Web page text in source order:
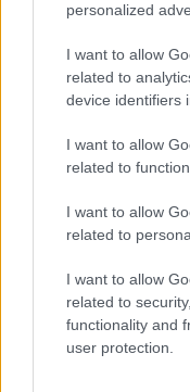
personalized
I want to allow
related to
device identifiers
I want to allow
related to
I want to allow
related to
I want to allow
related to
functionality and
user protection.
BEST OF